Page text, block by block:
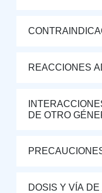
REACCIONES
DE OTRO
DOSIS Y VÍA